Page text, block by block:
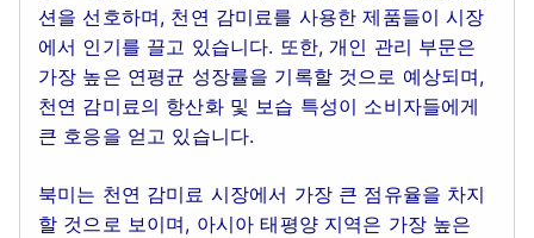
션을 선호하며, 천연 감미료를 사용한 제품들이 시장
에서 인기를 끌고 있습니다. 또한, 개인 관리 부문은
가장 높은 연평균 성장률을 기록할 것으로 예상되며,
천연 감미료의 항산화 및 보습 특성이 소비자들에게
큰 호응을 얻고 있습니다.
북미는 천연 감미료 시장에서 가장 큰 점유율을 차지
할 것으로 보이며, 아시아 태평양 지역은 가장 높은